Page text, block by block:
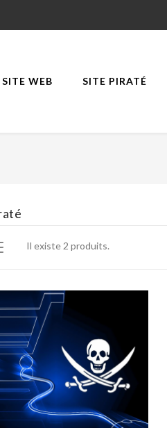
WEB SITE PIRATÉ
Il existe 2 produits.